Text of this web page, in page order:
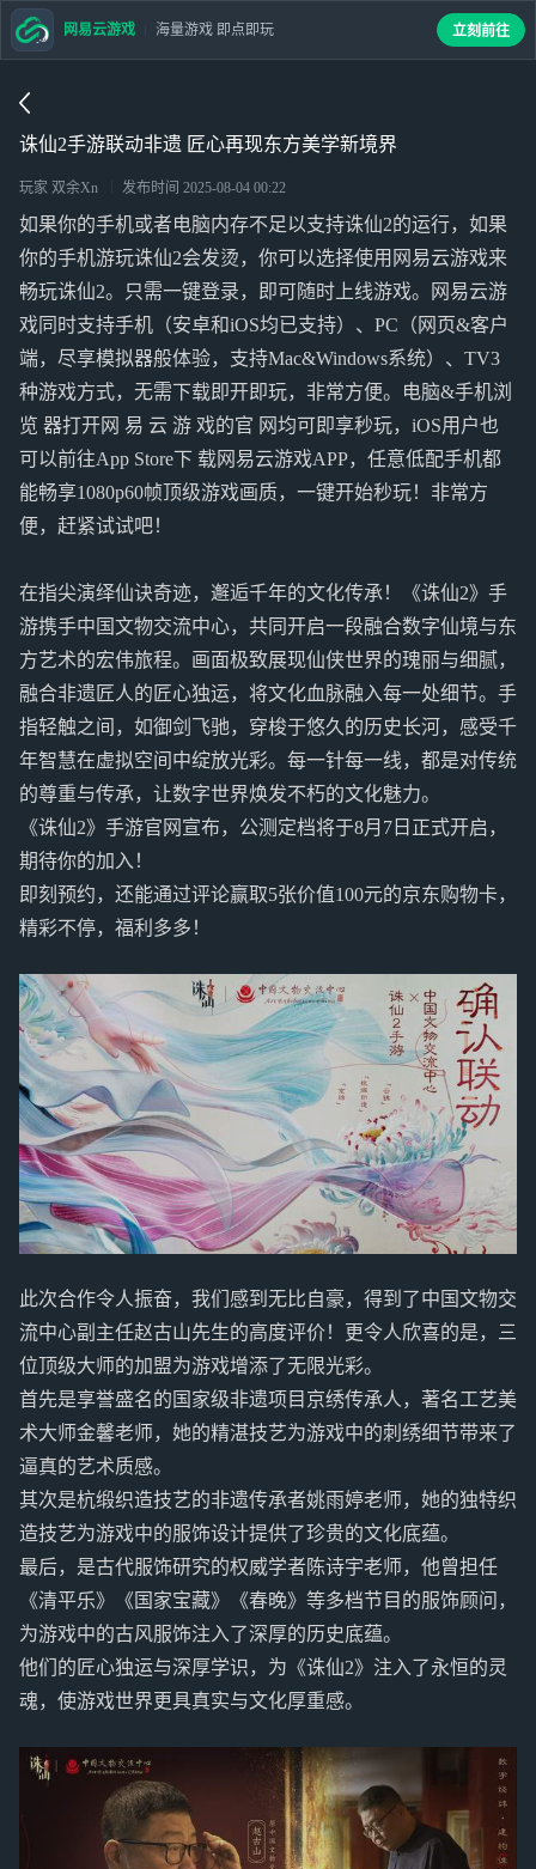
诛仙2手游联动非遗 匠心再现东方美学新境界
玩家 双余Xn 发布时间 2025-08-04 00:22
如果你的手机或者电脑内存不足以支持诛仙2的运行，如果
你的手机游玩诛仙2会发烫，你可以选择使用网易云游戏来
畅玩诛仙2。只需一键登录，即可随时上线游戏。网易云游
戏同时支持手机（安卓和iOS均已支持）、PC（网页&客户
端，尽享模拟器般体验，支持Mac&Windows系统）、TV3
种游戏方式，无需下载即开即玩，非常方便。电脑&手机浏
览 器打开网 易 云 游 戏的官 网均可即享秒玩，iOS用户也
可以前往App Store下 载网易云游戏APP，任意低配手机都
能畅享1080p60帧顶级游戏画质，一键开始秒玩！非常方
便，赶紧试试吧！
在指尖演绎仙诀奇迹，邂逅千年的文化传承！《诛仙2》手
游携手中国文物交流中心，共同开启一段融合数字仙境与东
方艺术的宏伟旅程。画面极致展现仙侠世界的瑰丽与细腻，
融合非遗匠人的匠心独运，将文化血脉融入每一处细节。手
指轻触之间，如御剑飞驰，穿梭于悠久的历史长河，感受千
年智慧在虚拟空间中绽放光彩。每一针每一线，都是对传统
的尊重与传承，让数字世界焕发不朽的文化魅力。
《诛仙2》手游官网宣布，公测定档将于8月7日正式开启，
期待你的加入！
即刻预约，还能通过评论赢取5张价值100元的京东购物卡，
精彩不停，福利多多！
此次合作令人振奋，我们感到无比自豪，得到了中国文物交
流中心副主任赵古山先生的高度评价！更令人欣喜的是，三
位顶级大师的加盟为游戏增添了无限光彩。
首先是享誉盛名的国家级非遗项目京绣传承人，著名工艺美
术大师金馨老师，她的精湛技艺为游戏中的刺绣细节带来了
逼真的艺术质感。
其次是杭缎织造技艺的非遗传承者姚雨婷老师，她的独特织
造技艺为游戏中的服饰设计提供了珍贵的文化底蕴。
最后，是古代服饰研究的权威学者陈诗宇老师，他曾担任
《清平乐》《国家宝藏》《春晚》等多档节目的服饰顾问，
为游戏中的古风服饰注入了深厚的历史底蕴。
他们的匠心独运与深厚学识，为《诛仙2》注入了永恒的灵
魂，使游戏世界更具真实与文化厚重感。
网易云游戏 海量游戏 即点即玩 立刻前往